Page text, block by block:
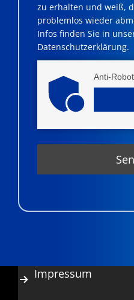
zu erhalten und weiß,
problemlos wieder
Infos finden Sie in
Datenschutzerklärung.
Anti-
Impressum